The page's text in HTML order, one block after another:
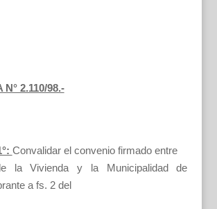
2.110/98.-
Convalidar el convenio firmado entre
la Vivienda y la Municipalidad de
a fs. 2 del